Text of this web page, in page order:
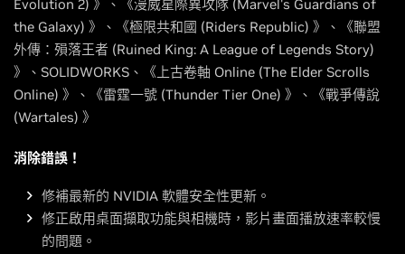
Evolution 2) 》、《漫威星際異攻隊 (Marvel's Guardians of
the Galaxy) 》、《極限共和國 (Riders Republic) 》、《聯盟
外傳：殞落王者 (Ruined King: A League of Legends Story)
》、SOLIDWORKS、《上古卷軸 Online (The Elder Scrolls
Online) 》、《雷霆一號 (Thunder Tier One) 》、《戰爭傳說
(Wartales) 》
消除錯誤！
修補最新的 NVIDIA 軟體安全性更新。
修正啟用桌面擷取功能與相機時，影片畫面播放速率較慢
的問題。